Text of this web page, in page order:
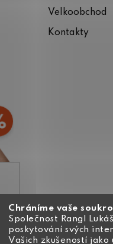
Chráníme vaše
Společnost Rangl
poskytování svých
Vašich zkušeností
Velkoobchod
Kontakty